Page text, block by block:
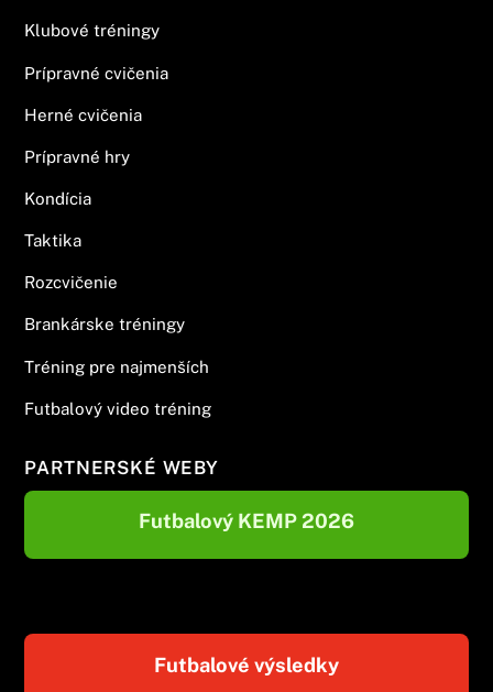
Klubové tréningy
Prípravné cvičenia
Herné cvičenia
Prípravné hry
Kondícia
Taktika
Rozcvičenie
Brankárske tréningy
Tréning pre najmenších
Futbalový video tréning
PARTNERSKÉ WEBY
Futbalový KEMP 2026
Futbalové výsledky